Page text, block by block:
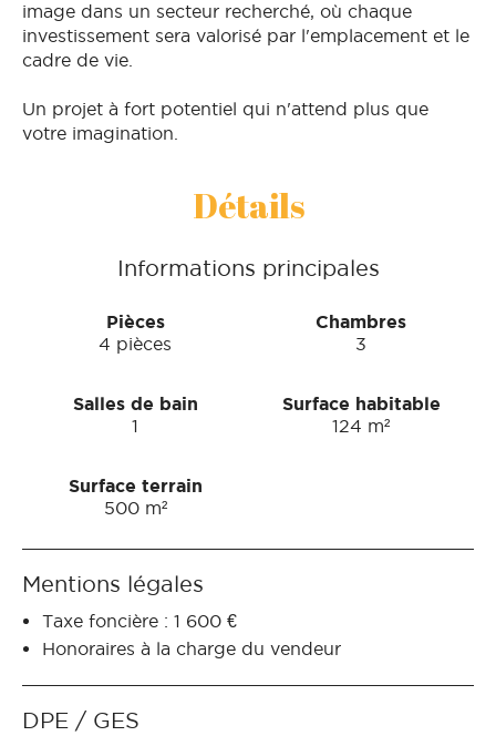
image dans un secteur recherché, où chaque
investissement sera valorisé par l'emplacement et le
cadre de vie.
Un projet à fort potentiel qui n'attend plus que
votre imagination.
Détails
Informations principales
Pièces
4 pièces
Chambres
3
Salles de bain
1
Surface habitable
124 m²
Surface terrain
500 m²
Mentions légales
Taxe foncière : 1 600 €
Honoraires à la charge du vendeur
DPE / GES